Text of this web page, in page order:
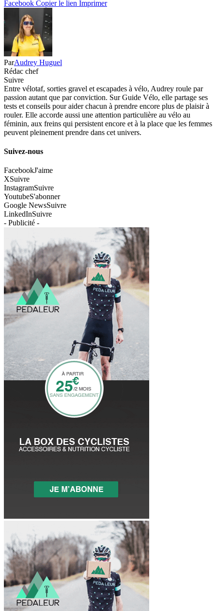
Facebook Copier le lien Imprimer
ParAudrey Huguel
Rédac chef
Suivre
Entre vélotaf, sorties gravel et escapades à vélo, Audrey roule par
passion autant que par conviction. Sur Guide Vélo, elle partage ses
tests et conseils pour aider chacun à prendre encore plus de plaisir à
rouler. Elle accorde aussi une attention particulière au vélo au
féminin, aux freins qui persistent encore et à la place que les femmes
peuvent pleinement prendre dans cet univers.
Suivez-nous
FacebookJ'aime
XSuivre
InstagramSuivre
YoutubeS'abonner
Google NewsSuivre
LinkedInSuivre
- Publicité -